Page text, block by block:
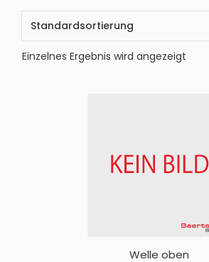
Einzelnes Ergebnis wird angezeigt
Welle oben